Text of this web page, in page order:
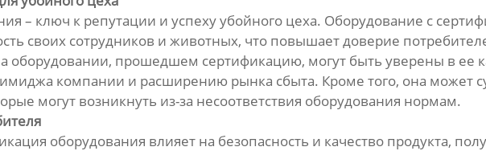
– ключ к репутации и успеху убойного цеха. Оборудование с
своих сотрудников и животных, что повышает доверие
оборудовании, прошедшем сертификацию, могут быть уверены в ее
компании и расширению рынка сбыта. Кроме того, она может
могут возникнуть из-за несоответствия оборудования нормам.
оборудования влияет на безопасность и качество продукта,